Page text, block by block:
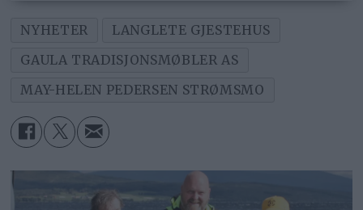
NYHETER
LANGLETE GJESTEHUS
GAULA TRADISJONSMØBLER AS
MAY-HELEN PEDERSEN STRØMSMO